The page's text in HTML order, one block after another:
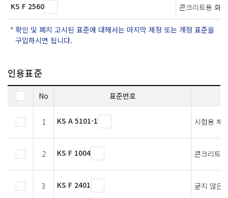
KS F 2560 콘크리트용 화
확인 및 폐지 고시된 표준에 대해서는 마지막 제정 또는 개정 표준을
구입하시면 됩니다.
인용표준
No 표준번호
1 KS A 5101-1 시험용 체
2 KS F 1004 콘크리트
3 KS F 2401 굳지 않은